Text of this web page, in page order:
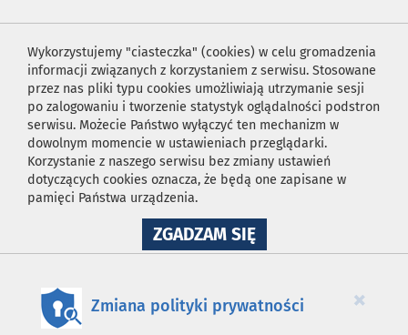
Wykorzystujemy "ciasteczka" (cookies) w celu gromadzenia
informacji związanych z korzystaniem z serwisu. Stosowane
przez nas pliki typu cookies umożliwiają utrzymanie sesji
po zalogowaniu i tworzenie statystyk oglądalności podstron
serwisu. Możecie Państwo wyłączyć ten mechanizm w
dowolnym momencie w ustawieniach przeglądarki.
Korzystanie z naszego serwisu bez zmiany ustawień
dotyczących cookies oznacza, że będą one zapisane w
pamięci Państwa urządzenia.
ZGADZAM SIĘNA
WYKORZYSTANIE
×
Zmiana polityki prywatności